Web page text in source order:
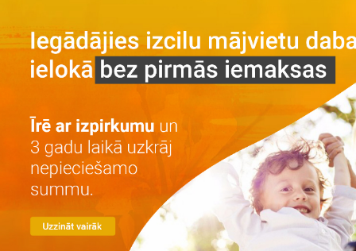
Galvenā
Par projektu
Par projektu
Vieta
Dzīvokļi
Īre ar izpirkumu
Īre
Iegāde
Kontakti
RU